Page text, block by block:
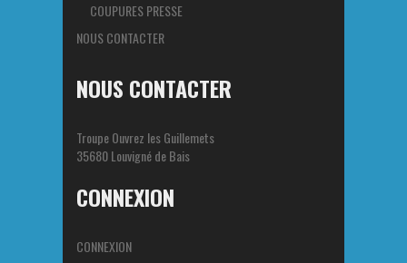
COUPURES PRESSE
NOUS CONTACTER
NOUS CONTACTER
Troupe Ouvrez les Guillemets
35680 Louvigné de Bais
CONNEXION
CONNEXION